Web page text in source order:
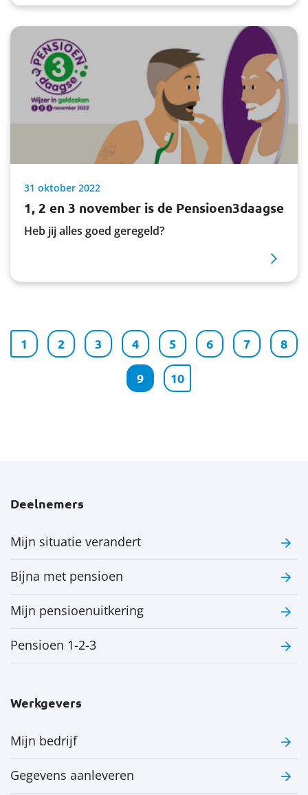
31 oktober 2022
1, 2 en 3 november is de Pensioen3daagse
Heb jij alles goed geregeld?
1 2 3 4 5 6 7 8
9 10
Deelnemers
Mijn situatie verandert
Bijna met pensioen
Mijn pensioenuitkering
Pensioen 1-2-3
Werkgevers
Mijn bedrijf
Gegevens aanleveren